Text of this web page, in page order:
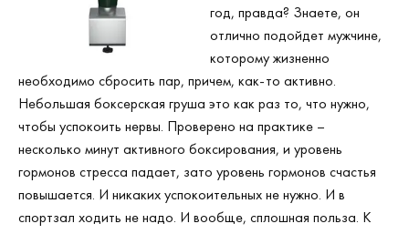
год, правда? Знаете, он
отлично подойдет мужчине,
которому жизненно
необходимо сбросить пар, причем, как-то активно.
Небольшая боксерская груша это как раз то, что нужно,
чтобы успокоить нервы. Проверено на практике –
несколько минут активного боксирования, и уровень
гормонов стресса падает, зато уровень гормонов счастья
повышается. И никаких успокоительных не нужно. И в
спортзал ходить не надо. И вообще, сплошная польза. К